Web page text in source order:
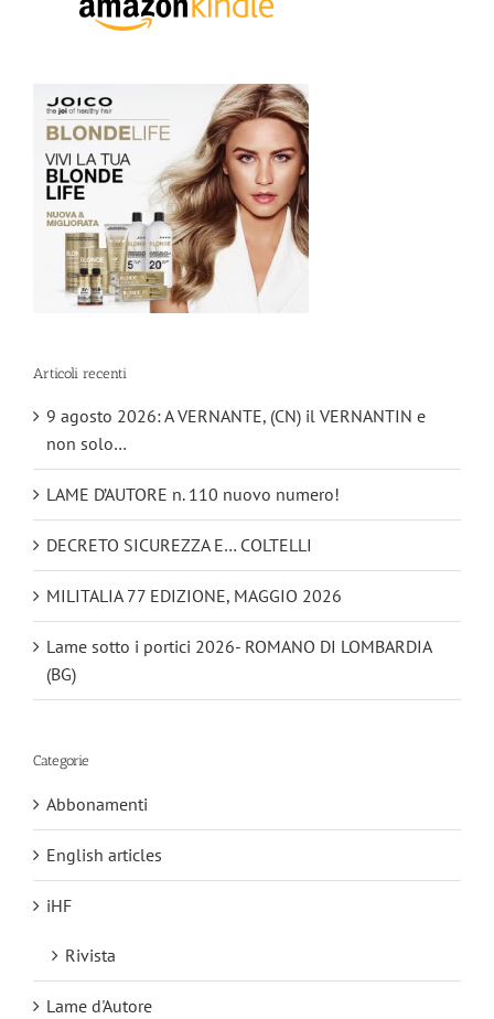
Articoli recenti
9 agosto 2026: A VERNANTE, (CN) il VERNANTIN e
non solo…
LAME D’AUTORE n. 110 nuovo numero!
DECRETO SICUREZZA E… COLTELLI
MILITALIA 77 EDIZIONE, MAGGIO 2026
Lame sotto i portici 2026- ROMANO DI LOMBARDIA
(BG)
Categorie
Abbonamenti
English articles
iHF
Rivista
Lame d'Autore